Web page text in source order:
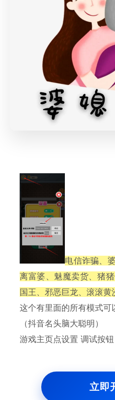
电信诈骗、
离富婆、魅魔卖货、猪
国王、邪恶巨龙、滚滚黄
这个有里面的所有模式可
（抖音名头脑大聪明）
游戏主页点设置 调试按
立即